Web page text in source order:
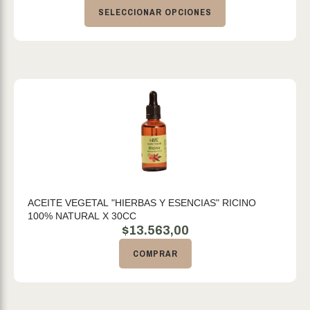
SELECCIONAR OPCIONES
ACEITE VEGETAL "HIERBAS Y ESENCIAS" RICINO
100% NATURAL X 30CC
$13.563,00
COMPRAR